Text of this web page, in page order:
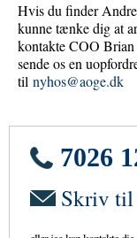
Hvis du finder
kunne tænke dig at
kontakte COO
sende os en
til nyhos@aoge.dk
7026
Skriv til